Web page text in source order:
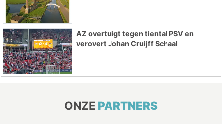
AZ overtuigt tegen tiental PSV en
verovert Johan Cruijff Schaal
ONZE PARTNERS